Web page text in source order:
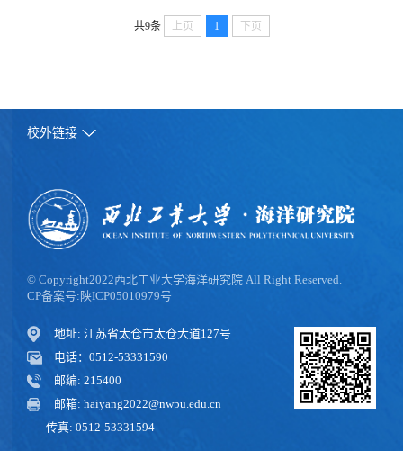
共9条 上页 1 下页
校外链接
© Copyright2022西北工业大学海洋研究院 All Right Reserved.
CP备案号:陕ICP05010979号
地址: 江苏省太仓市太仓大道127号
电话：0512-53331590
邮编: 215400
邮箱: haiyang2022@nwpu.edu.cn
传真: 0512-53331594